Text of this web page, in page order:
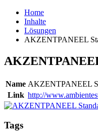
Home
Inhalte
Lösungen
AKZENTPANEEL
Name AKZENTPANEEL
Link http://
Tags